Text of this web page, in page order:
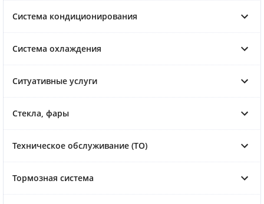
Система кондиционирования
Система охлаждения
Ситуативные услуги
Стекла, фары
Техническое обслуживание (ТО)
Тормозная система